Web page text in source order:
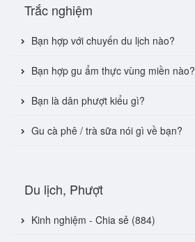
Trắc nghiệm
Bạn hợp với chuyến du lịch nào?
Bạn hợp gu ẩm thực vùng miền nào?
Bạn là dân phượt kiểu gì?
Gu cà phê / trà sữa nói gì về bạn?
Du lịch, Phượt
Kinh nghiệm - Chia sẻ (884)